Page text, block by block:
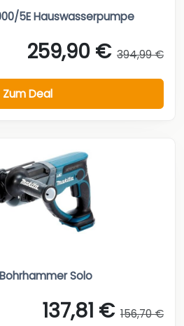
5E Hauswasserpumpe
259,90 € 394,99 €
Zum Deal
Solo
137,81 € 156,70 €